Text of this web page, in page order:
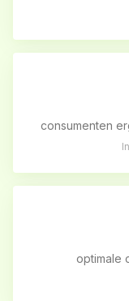
consumenten
optimale